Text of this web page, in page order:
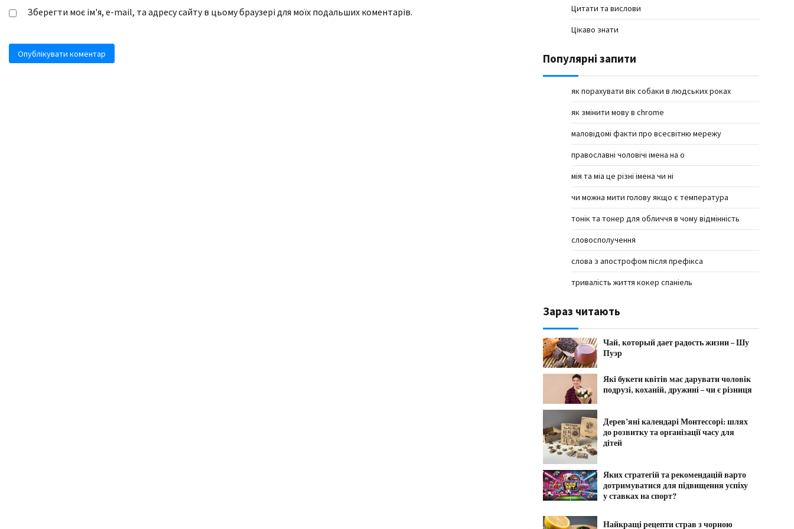
Зберегти моє ім'я, e-mail, та адресу сайту в цьому браузері для моїх подальших коментарів.
Цитати та вислови
Цікаво знати
Популярні запити
як порахувати вік собаки в людських роках
як змінити мову в chrome
маловідомі факти про всесвітню мережу
православні чоловічі імена на о
мія та міа це різні імена чи ні
чи можна мити голову якщо є температура
тонік та тонер для обличчя в чому відмінність
словосполучення
слова з апострофом після префікса
тривалість життя кокер спаніель
Зараз читають
Чай, который дает радость жизни – Шу
Пуэр
Які букети квітів має дарувати чоловік
подрузі, коханій, дружині – чи є різниця
Дерев’яні календарі Монтессорі: шлях
до розвитку та організації часу для
дітей
Яких стратегій та рекомендацій варто
дотримуватися для підвищення успіху
у ставках на спорт?
Найкращі рецепти страв з чорною